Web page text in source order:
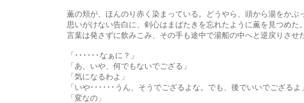
薫の頬が、ほんのり赤く染まっている。どうやら、頭から湯をかぶった
思いがけない告白に、剣心はまばたきを忘れたように薫を見つめた。や
言葉は発さずに飲みこみ、その手も途中で湯船の中へと逆戻りさせた
「･･････なぁに？」
「あ、いや、何でもないでござる」
「気になるわよ」
「いや･･････うん、そうでござるよな。でも、後でいいでござるよ」
「変なの」